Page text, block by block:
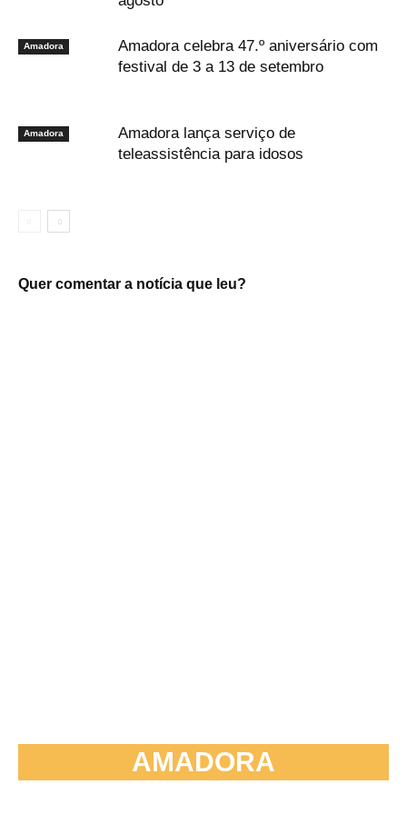
Amadora
Amadora celebra 47.º aniversário com
festival de 3 a 13 de setembro
Amadora
Amadora lança serviço de
teleassistência para idosos
Quer comentar a notícia que leu?
AMADORA